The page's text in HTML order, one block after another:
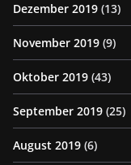
Dezember 2019 (13)
November 2019 (9)
Oktober 2019 (43)
September 2019 (25)
August 2019 (6)